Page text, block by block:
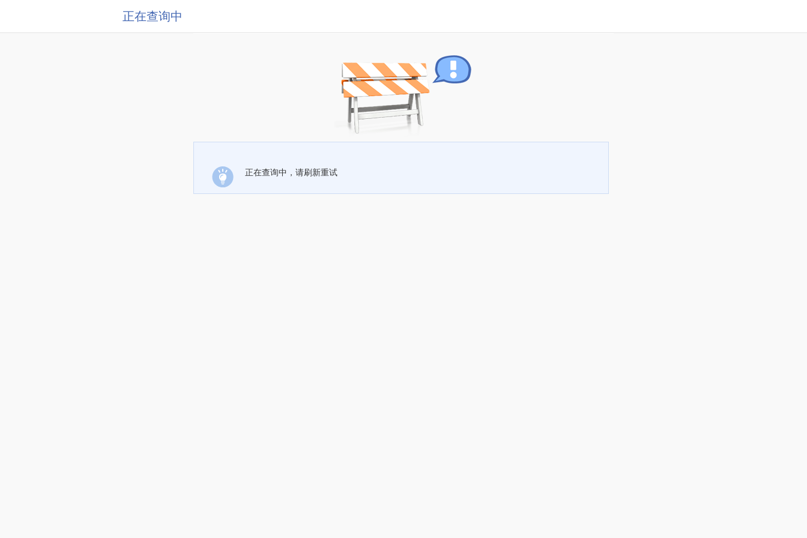
正在查询中
正在查询中，请刷新重试